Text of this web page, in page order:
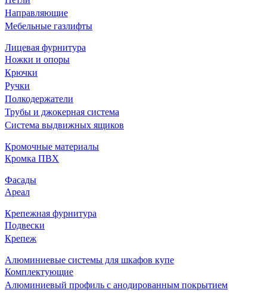
Направляющие
Мебельные газлифты
Лицевая фурнитура
Ножки и опоры
Крючки
Ручки
Полкодержатели
Трубы и джокерная система
Система выдвижных ящиков
Кромочные материалы
Кромка ПВХ
Фасады
Ареал
Крепежная фурнитура
Подвески
Крепеж
Алюминиевые системы для шкафов купе
Комплектующие
Алюминиевый профиль с анодированным покрытием